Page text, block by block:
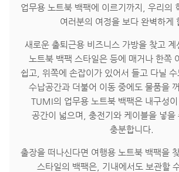
업무용 노트북 백팩에 이르기까지, 우리의
여러분의 여정을 보다 완벽하게
새로운 출퇴근용 비즈니스 가방을 찾고
노트북 백팩 스타일은 등에 매거나 한쪽
쉽고, 위쪽에 손잡이가 있어서 들고 다닐
수납공간과 더불어 이동 중에도 물품을
TUMI의 업무용 노트북 백팩은 내구성
공간이 넓으며, 충전기와 케이블을 넣을
충분합니다.
출장을 떠나신다면 여행용 노트북 백팩을
스타일의 백팩은, 기내에서도 보관할